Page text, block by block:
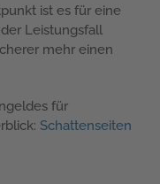
ist es für eine
Leistungsfall
mehr einen
für
Schattenseiten